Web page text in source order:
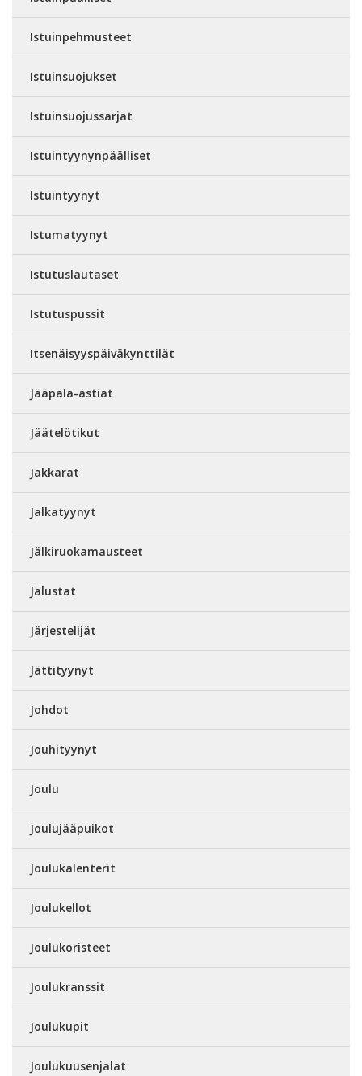
Istuinpehmusteet
Istuinsuojukset
Istuinsuojussarjat
Istuintyynynpäälliset
Istuintyynyt
Istumatyynyt
Istutuslautaset
Istutuspussit
Itsenäisyyspäiväkynttilät
Jääpala-astiat
Jäätelötikut
Jakkarat
Jalkatyynyt
Jälkiruokamausteet
Jalustat
Järjestelijät
Jättityynyt
Johdot
Jouhityynyt
Joulu
Joulujääpuikot
Joulukalenterit
Joulukellot
Joulukoristeet
Joulukranssit
Joulukupit
Joulukuusenjalat